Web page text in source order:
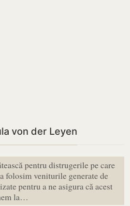
von der Leyen
pentru distrugerile pe care
folosim veniturile generate de
pentru a ne asigura că acest
la…